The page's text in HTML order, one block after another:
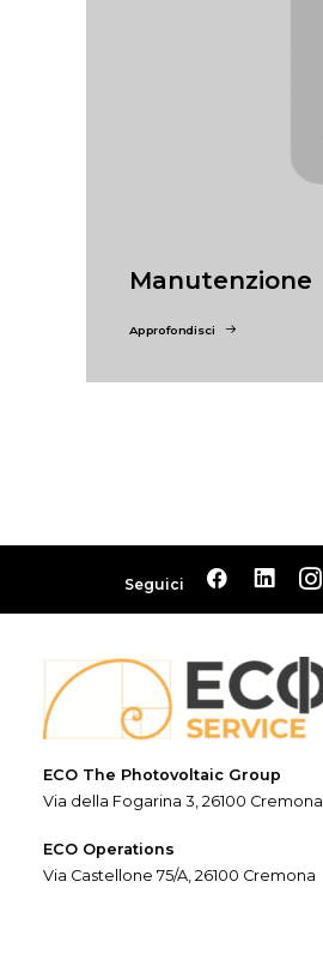
Manutenzione
Approfondisci
Seguici
ECO The Photovoltaic Group
Via della Fogarina 3, 26100 Cremona
ECO Operations
Via Castellone 75/A, 26100 Cremona